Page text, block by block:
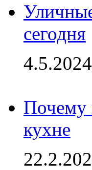
сегодня
Почему
кухне